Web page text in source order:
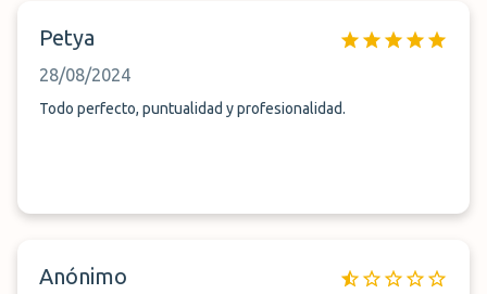
Petya
28/08/2024
Todo perfecto, puntualidad y profesionalidad.
Anónimo